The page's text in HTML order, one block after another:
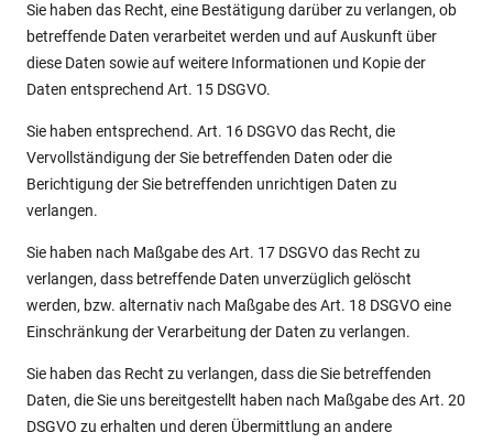
Sie haben das Recht, eine Bestätigung darüber zu verlangen, ob
betreffende Daten verarbeitet werden und auf Auskunft über
diese Daten sowie auf weitere Informationen und Kopie der
Daten entsprechend Art. 15 DSGVO.
Sie haben entsprechend. Art. 16 DSGVO das Recht, die
Vervollständigung der Sie betreffenden Daten oder die
Berichtigung der Sie betreffenden unrichtigen Daten zu
verlangen.
Sie haben nach Maßgabe des Art. 17 DSGVO das Recht zu
verlangen, dass betreffende Daten unverzüglich gelöscht
werden, bzw. alternativ nach Maßgabe des Art. 18 DSGVO eine
Einschränkung der Verarbeitung der Daten zu verlangen.
Sie haben das Recht zu verlangen, dass die Sie betreffenden
Daten, die Sie uns bereitgestellt haben nach Maßgabe des Art. 20
DSGVO zu erhalten und deren Übermittlung an andere